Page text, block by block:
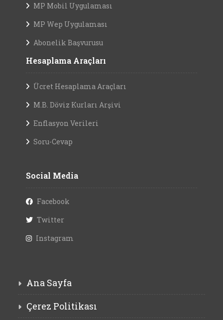
MP Mobil Uygulaması
MP Wep Uygulaması
Abonelik Başvurusu
Hesaplama Araçları
Ücret Hesaplama Araçları
M.B. Döviz Kurları Arşivi
Enflasyon Verileri
Soru-Cevap
Social Media
Facebook
Twitter
Instagram
Ana Sayfa
Çerez Politikası